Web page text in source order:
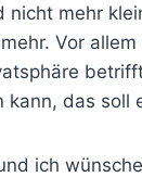
mehr
Vor
das
ich